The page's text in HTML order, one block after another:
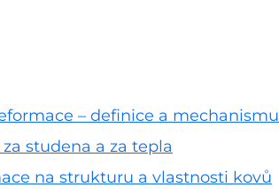
– definice a
studena a za tepla
na strukturu a vlastnosti kovů